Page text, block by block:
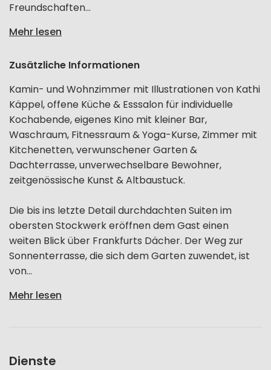
Freundschaften...
Mehr lesen
Zusätzliche Informationen
Kamin- und Wohnzimmer mit Illustrationen von Kathi
Käppel, offene Küche & Esssalon für individuelle
Kochabende, eigenes Kino mit kleiner Bar,
Waschraum, Fitnessraum & Yoga-Kurse, Zimmer mit
Kitchenetten, verwunschener Garten &
Dachterrasse, unverwechselbare Bewohner,
zeitgenössische Kunst & Altbaustuck.
Die bis ins letzte Detail durchdachten Suiten im
obersten Stockwerk eröffnen dem Gast einen
weiten Blick über Frankfurts Dächer. Der Weg zur
Sonnenterrasse, die sich dem Garten zuwendet, ist
von...
Mehr lesen
Dienste